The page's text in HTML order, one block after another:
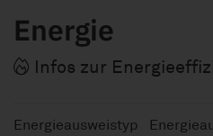
Energie
Infos zur
Energieausweistyp